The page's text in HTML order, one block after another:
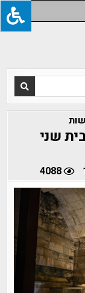
שני
4088